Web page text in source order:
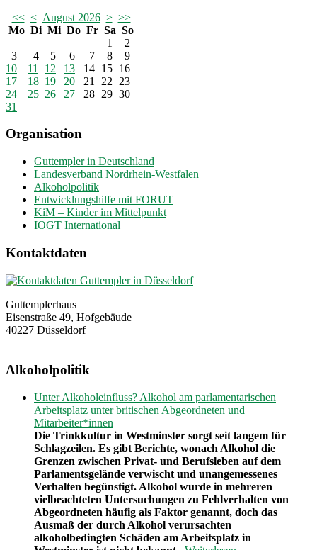
<< < August 2026 > >>
Mo Di Mi Do Fr Sa So
1
2
3
4 5 6 7 8
9
10
11 12 13 14 15 16
17
18 19 20 21 22
23
24
25 26 27 28 29 30
31
Organisation
Guttempler in Deutschland
Landesverband Nordrhein-Westfalen
Alkoholpolitik
Entwicklungshilfe mit FORUT
KiM – Kinder im Mittelpunkt
IOGT International
Kontaktdaten
Guttemplerhaus
Eisenstraße 49, Hofgebäude
40227 Düsseldorf
Alkoholpolitik
Unter Alkoholeinfluss? Alkohol am parlamentarischen
Arbeitsplatz unter britischen Abgeordneten und
Mitarbeiter*innen
Die Trinkkultur in Westminster sorgt seit langem für
Schlagzeilen. Es gibt Berichte, wonach Alkohol die
Grenzen zwischen Privat- und Berufsleben auf dem
Parlamentsgelände verwischt und unangemessenes
Verhalten begünstigt. Alkohol wurde in mehreren
vielbeachteten Untersuchungen zu Fehlverhalten von
Abgeordneten häufig als Faktor genannt, doch das
Ausmaß der durch Alkohol verursachten
alkoholbedingten Schäden am Arbeitsplatz in